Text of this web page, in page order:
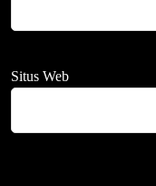
Situs Web